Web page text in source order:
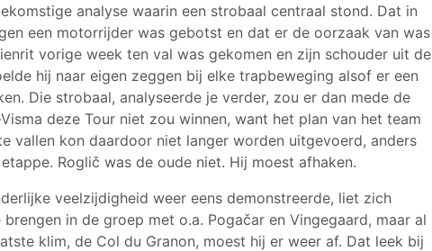
analyse waarin een strobaal centraal stond. Dat in
een motorrijder was gebotst en dat er de oorzaak van was
vorige week ten val was gekomen en zijn schouder uit de
hij naar eigen zeggen bij elke trapbeweging alsof er een
Die strobaal, analyseerde je verder, zou er dan mede de
deze Tour niet zou winnen, want het plan van het team
vallen kon daardoor niet langer worden uitgevoerd, anders
Roglič was de oude niet. Hij moest afhaken.
veelzijdigheid weer eens demonstreerde, liet zich
in de groep met o.a. Pogačar en Vingegaard, maar al
klim, de Col du Granon, moest hij er weer af. Dat leek bij